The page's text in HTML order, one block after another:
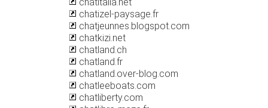
chatizel-paysage.fr
chatjeunnes.blogspot.com
chatkizi.net
chatland.ch
chatland.fr
chatland.over-blog.com
chatleeboats.com
chatliberty.com